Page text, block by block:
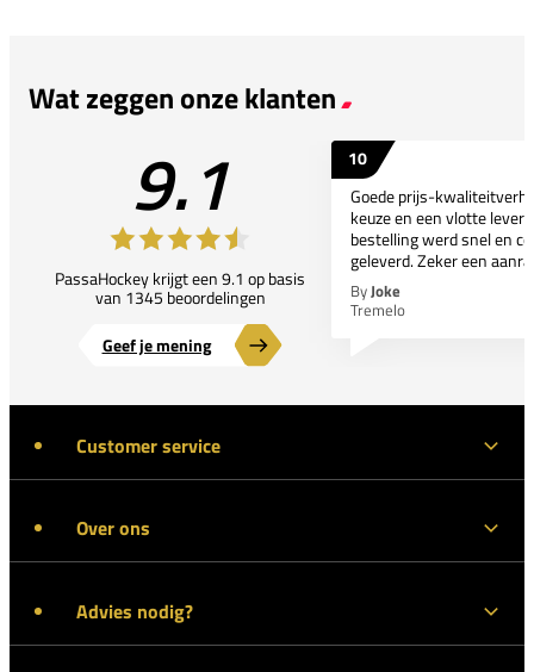
Wat zeggen onze klanten
9.1
PassaHockey krijgt een 9.1 op basis
van 1345 beoordelingen
Geef je mening
10
Goede prijs-
keuze en een vlotte
bestelling werd snel en
geleverd. Zeker een
ByJoke
Tremelo
Customer service
Over ons
Advies nodig?